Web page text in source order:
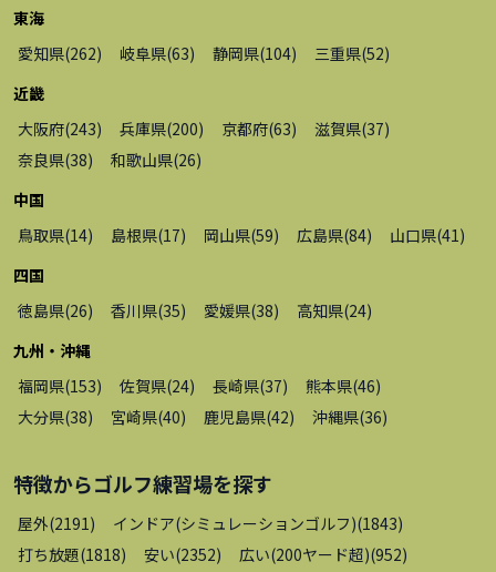
東海
愛知県(262) 岐阜県(63) 静岡県(104) 三重県(52)
近畿
大阪府(243) 兵庫県(200) 京都府(63) 滋賀県(37)
奈良県(38) 和歌山県(26)
中国
鳥取県(14) 島根県(17) 岡山県(59) 広島県(84) 山口県(41 )
四国
徳島県(26) 香川県(35) 愛媛県(38) 高知県(24)
九州・沖縄
福岡県(153) 佐賀県(24) 長崎県(37) 熊本県(46)
大分県(38) 宮崎県(40) 鹿児島県(42) 沖縄県(36)
特徴からゴルフ練習場を探す
屋外(2191 ) インドア(シミュレーションゴルフ)(1843)
打ち放題(1818) 安い(2352) 広い(200ヤード超)(952)